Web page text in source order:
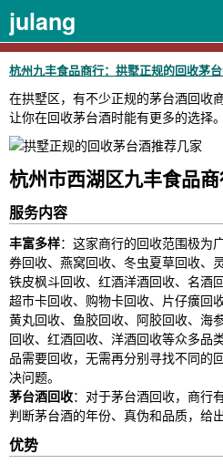
julang
杭州九丰食品商行：拱墅正规的回收茅
在拱墅区，有不少正规的茅台酒回收
让你在回收茅台酒时能有更多的选择。
杭州市西湖区九丰食品
服务内容
丰富多样：这家商行的回收范围极为
券回收、燕窝回收、冬虫夏草回收、
铁皮枫斗回收、红酒洋酒回收、名酒
超市卡回收、购物卡回收、片仔癀回
黄丸回收、鱼胶回收、阿胶回收、海
回收、红酒回收、洋酒回收等众多品
品需要回收，无需再分别寻找不同的
决问题。
茅台酒回收：对于茅台酒回收，商行
判断茅台酒的年份、真伪和品质，给
优势